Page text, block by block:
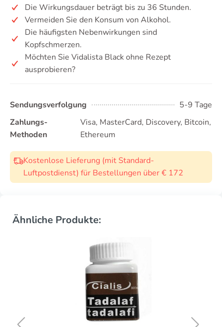
Die Wirkungsdauer beträgt bis zu 36 Stunden.
Vermeiden Sie den Konsum von Alkohol.
Die häufigsten Nebenwirkungen sind
Kopfschmerzen.
Möchten Sie Vidalista Black ohne Rezept
ausprobieren?
Sendungsverfolgung
5-9 Tage
Zahlungs-
Methoden
Visa, MasterCard, Discovery, Bitcoin,
Ethereum
Kostenlose Lieferung (mit Standard-
Luftpostdienst) für Bestellungen über € 172
Ähnliche Produkte: